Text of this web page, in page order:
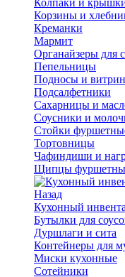
Корзины и
Креманки
Мармит
Органайзеры для
Пепельницы
Подносы и
Подсалфетники
Сахарницы и
Соусники и
Стойки
Тортовницы
Чафиндиши и
Щипцы
Назад
Кухонный
Бутылки для
Дуршлаги и сита
Контейнеры для
Миски кухонные
Сотейники